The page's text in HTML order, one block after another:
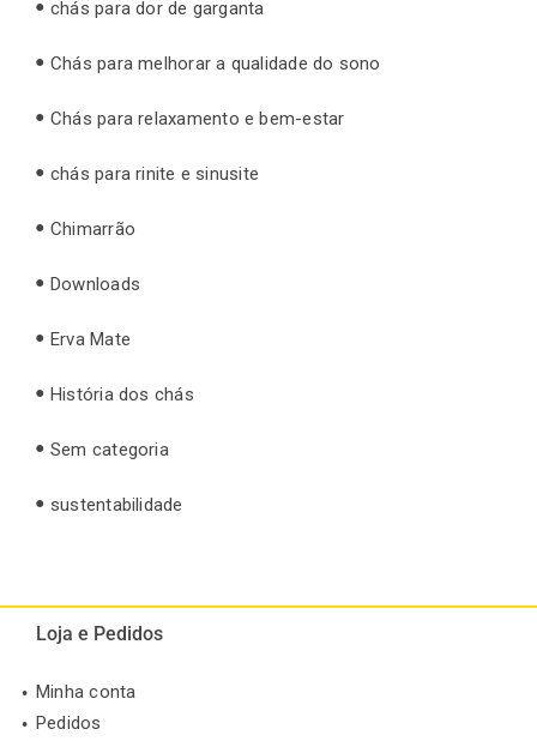
chás para dor de garganta
Chás para melhorar a qualidade do sono
Chás para relaxamento e bem-estar
chás para rinite e sinusite
Chimarrão
Downloads
Erva Mate
História dos chás
Sem categoria
sustentabilidade
Loja e Pedidos
Minha conta
Pedidos